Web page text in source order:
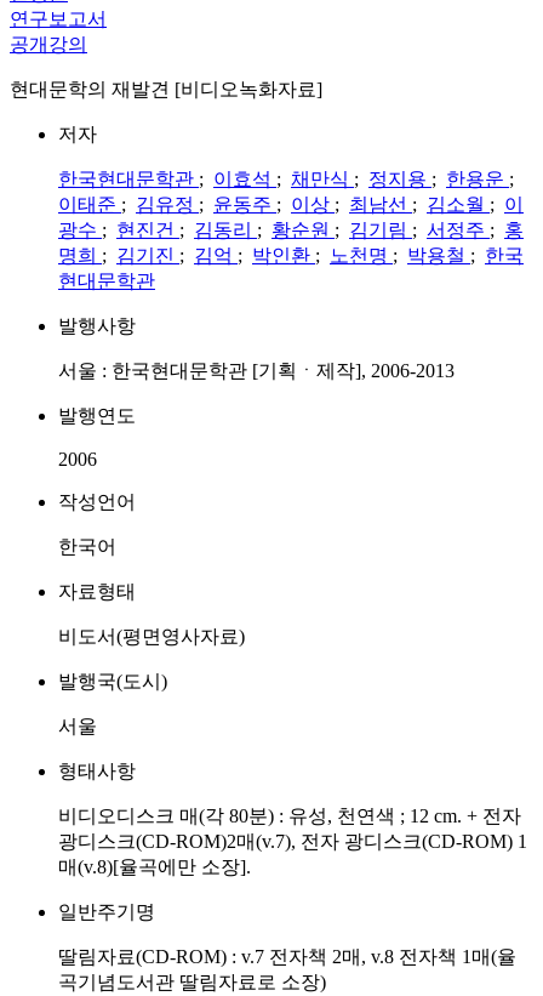
연구보고서
공개강의
현대문학의 재발견 [비디오녹화자료]
저자
한국현대문학관 ; 이효석 ; 채만식 ; 정지용 ; 한용운 ;
이태준 ; 김유정 ; 윤동주 ; 이상 ; 최남선 ; 김소월 ; 이
광수 ; 현진건 ; 김동리 ; 황순원 ; 김기림 ; 서정주 ; 홍
명희 ; 김기진 ; 김억 ; 박인환 ; 노천명 ; 박용철 ; 한국
현대문학관
발행사항
서울 : 한국현대문학관 [기획ㆍ제작], 2006-2013
발행연도
2006
작성언어
한국어
자료형태
비도서(평면영사자료)
발행국(도시)
서울
형태사항
비디오디스크 매(각 80분) : 유성, 천연색 ; 12 cm. + 전자
광디스크(CD-ROM)2매(v.7), 전자 광디스크(CD-ROM) 1
매(v.8)[율곡에만 소장].
일반주기명
딸림자료(CD-ROM) : v.7 전자책 2매, v.8 전자책 1매(율
곡기념도서관 딸림자료로 소장)